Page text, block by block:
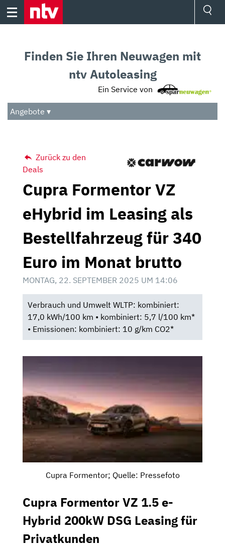
Skip
Audio
Das Beste
Finden Sie Ihren Neuwagen mit
ntv Autoleasing
Ein Service von
Angebote ▾
Zurück zu den
Deals
Cupra Formentor VZ
eHybrid im Leasing als
Bestellfahrzeug für 340
Euro im Monat brutto
MONTAG, 22. SEPTEMBER 2025 UM 14:06
Verbrauch und Umwelt WLTP: kombiniert:
17,0 kWh/100 km • kombiniert: 5,7 l/100 km*
• Emissionen: kombiniert: 10 g/km CO2*
Cupra Formentor; Quelle: Pressefoto
Cupra Formentor VZ 1.5 e-
Hybrid 200kW DSG Leasing für
Privatkunden